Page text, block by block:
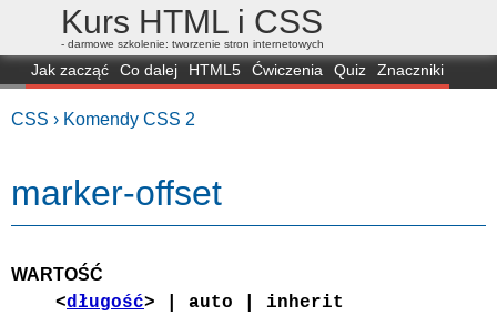
Kurs HTML i CSS
- darmowe szkolenie: tworzenie stron internetowych
Jak zacząć Co dalej HTML5 Ćwiczenia Quiz
Znaczniki
CSS › Komendy CSS 2
marker-offset
WARTOŚĆ
<długość> | auto | inherit